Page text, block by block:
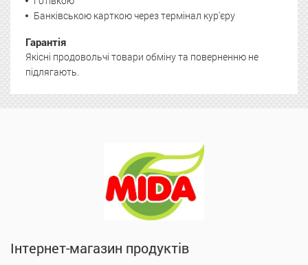
Банківською карткою через термінал кур'єру
Гарантія
Якісні продовольчі товари обміну та поверненню не
підлягають.
Інтернет-магазин продуктів